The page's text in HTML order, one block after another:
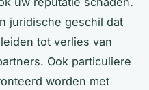
juridische geschil dat
tot verlies van
Ook particuliere
worden met